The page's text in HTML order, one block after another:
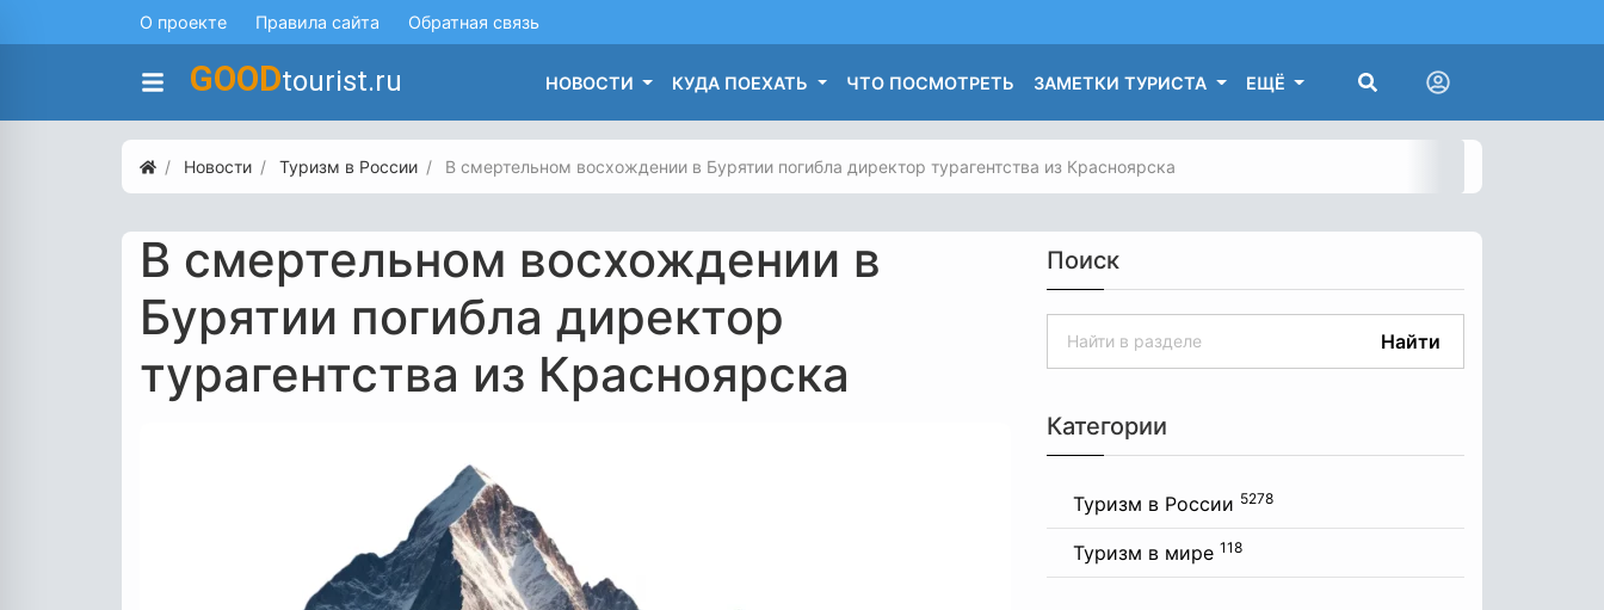
О проекте Правила сайта Обратная связь
GOODtourist.ru НОВОСТИ КУДА ПОЕХАТЬ ЧТО ПОСМОТРЕТЬ ЗАМЕТКИ ТУРИСТА ЕЩЁ
Новости Туризм в России В смертельном восхождении в Бурятии погибла директор турагентства из Красноярска
В смертельном восхождении в
Бурятии погибла директор
турагентства из Красноярска
Поиск
Найти
Категории
Туризм в России 5278
Туризм в мире 118